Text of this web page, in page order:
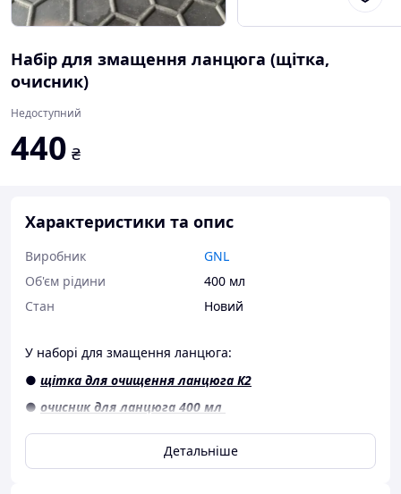
Набір для змащення ланцюга (щітка,
очисник)
Недоступний
440 ₴
Характеристики та опис
Виробник
GNL
Об'єм рідини
400 мл
Стан
Новий
У наборі для змащення ланцюга:
● щітка для очищення ланцюга К2
● очисник для ланцюга 400 мл
■ Очисник ланцюгів
Підходить для всіх видів ланцюгів. Завдяки високому
Детальніше